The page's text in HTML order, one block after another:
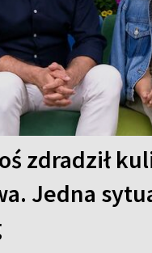
zdradził
Jedna